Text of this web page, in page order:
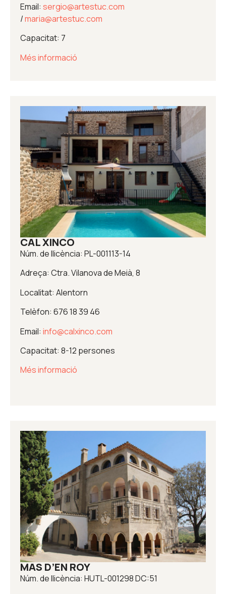
Email: sergio@artestuc.com
/maria@artestuc.com
Capacitat: 7
Més informació
CAL XINCO
Núm. de llicència: PL-001113-14
Adreça: Ctra. Vilanova de Meià, 8
Localitat: Alentorn
Telèfon: 676 18 39 46
Email: info@calxinco.com
Capacitat: 8-12 persones
Més informació
MAS D’EN ROY
Núm. de llicència: HUTL-001298 DC:51